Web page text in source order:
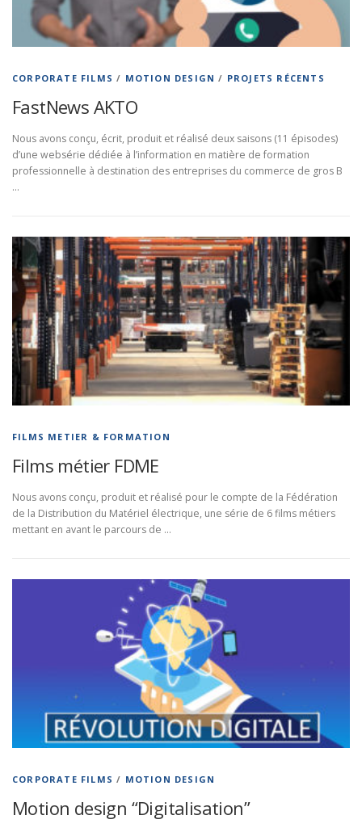
CORPORATE FILMS / MOTION DESIGN / PROJETS RÉCENTS
FastNews AKTO
Nous avons conçu, écrit, produit et réalisé deux saisons (11 épisodes)
d’une websérie dédiée à l’information en matière de formation
professionnelle à destination des entreprises du commerce de gros B
…
FILMS METIER & FORMATION
Films métier FDME
Nous avons conçu, produit et réalisé pour le compte de la Fédération
de la Distribution du Matériel électrique, une série de 6 films métiers
mettant en avant le parcours de …
CORPORATE FILMS / MOTION DESIGN
Motion design “Digitalisation”